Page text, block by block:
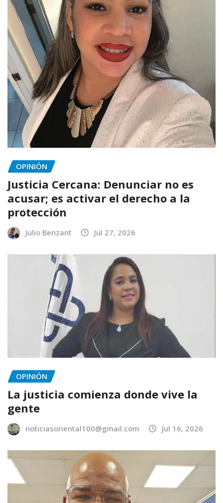
OPINIÓN
Justicia Cercana: Denunciar no es
acusar; es activar el derecho a la
protección
Julio Benzant Jul 27, 2026
OPINIÓN
La justicia comienza donde vive la
gente
noticiasoriental100@gmail.com Jul 16, 2026